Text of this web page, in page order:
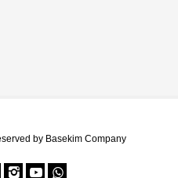
by Basekim Company